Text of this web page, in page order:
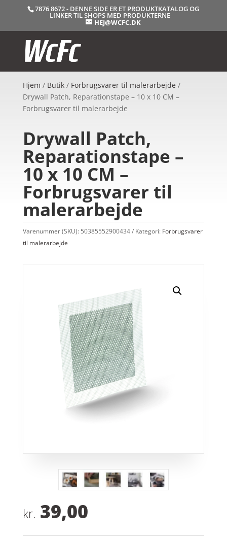
7876 8672 - DENNE SIDE ER ET PRODUKTKATALOG OG
LINKER TIL SHOPS MED PRODUKTERNE
HEJ@WCFC.DK
Hjem / Butik/ Forbrugsvarer til malerarbejde /
Drywall Patch, Reparationstape – 10 x 10 CM –
Forbrugsvarer til malerarbejde
Drywall Patch,
Reparationstape –
10 x 10 CM –
Forbrugsvarer til
malerarbejde
Varenummer (SKU): 50385552900434 Kategori: Forbrugsvarer
til malerarbejde
kr. 39,00